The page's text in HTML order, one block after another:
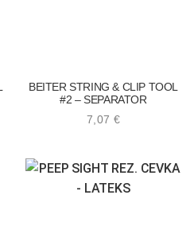
7,07 €
BEITER STRING & CLIP TOOL
#2 – SEPARATOR